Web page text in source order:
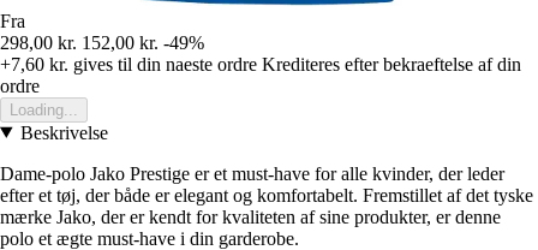
Fra
298,00 kr. 152,00 kr. -49%
+7,60 kr. gives til din naeste ordre Krediteres efter bekraeftelse af din
ordre
Loading...
Beskrivelse
Dame-polo Jako Prestige er et must-have for alle kvinder, der leder
efter et tøj, der både er elegant og komfortabelt. Fremstillet af det tyske
mærke Jako, der er kendt for kvaliteten af sine produkter, er denne
polo et ægte must-have i din garderobe.